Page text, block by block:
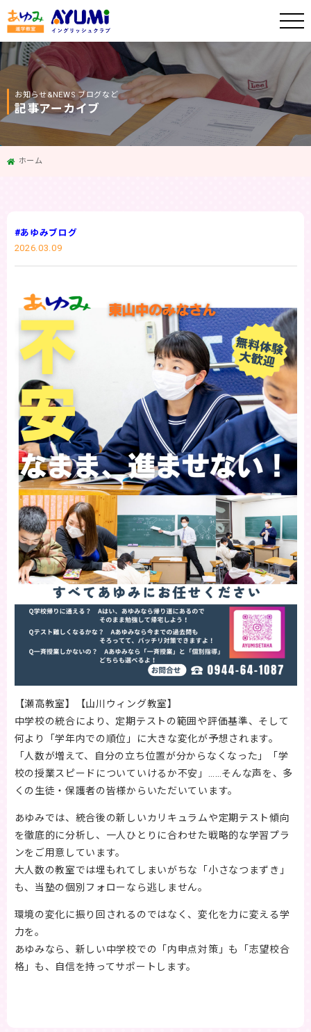
お知らせ&NEWS ブログなど
記事アーカイブ
ホーム
#あゆみブログ
2026.03.09
【瀬高教室】【山川ウィング教室】
中学校の統合により、定期テストの範囲や評価基準、そして
何より「学年内での順位」に大きな変化が予想されます。
「人数が増えて、自分の立ち位置が分からなくなった」「学
校の授業スピードについていけるか不安」……そんな声を、多
くの生徒・保護者の皆様からいただいています。
あゆみでは、統合後の新しいカリキュラムや定期テスト傾向
を徹底的に分析し、一人ひとりに合わせた戦略的な学習プラ
ンをご用意しています。
大人数の教室では埋もれてしまいがちな「小さなつまずき」
も、当塾の個別フォローなら逃しません。
環境の変化に振り回されるのではなく、変化を力に変える学
力を。
あゆみなら、新しい中学校での「内申点対策」も「志望校合
格」も、自信を持ってサポートします。